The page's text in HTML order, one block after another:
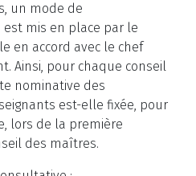
un mode de
mis en place par le
en accord avec le chef
Ainsi, pour chaque conseil
nominative des
est-elle fixée, pour
lors de la première
des maîtres.